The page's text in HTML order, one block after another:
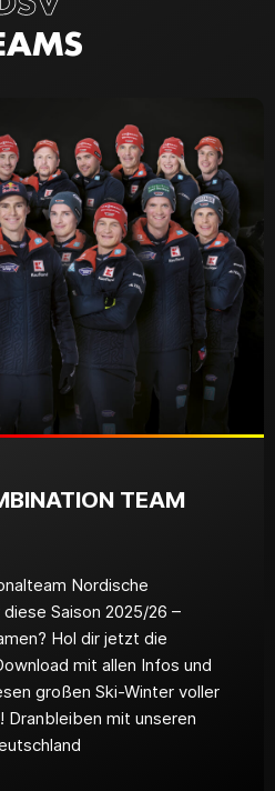
TEAM
Nordische
Saison 2025/26 –
Hol dir jetzt die
mit allen Infos und
großen Ski-Winter voller
Dranbleiben mit unseren